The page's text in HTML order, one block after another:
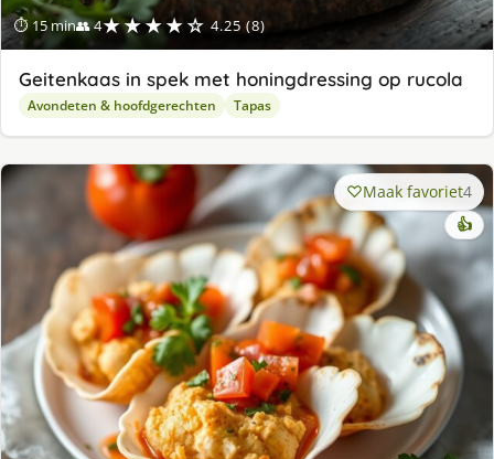
⏱ 15 min👥 4★★★★☆ 4.25 (8)
Geitenkaas in spek met honingdressing op rucola
Avondeten & hoofdgerechten Tapas
Maak favoriet4
👍